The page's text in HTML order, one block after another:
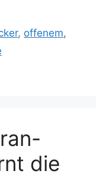
, offenem,
die